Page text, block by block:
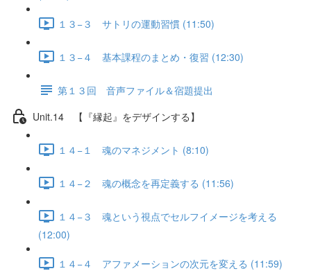
１３−３ サトリの運動習慣 (11:50)
１３−４ 基本課程のまとめ・復習 (12:30)
第１３回 音声ファイル＆宿題提出
Unit.14 【『縁起』をデザインする】
１４−１ 魂のマネジメント (8:10)
１４−２ 魂の概念を再定義する (11:56)
１４−３ 魂という視点でセルフイメージを考える
(12:00)
１４−４ アファメーションの次元を変える (11:59)